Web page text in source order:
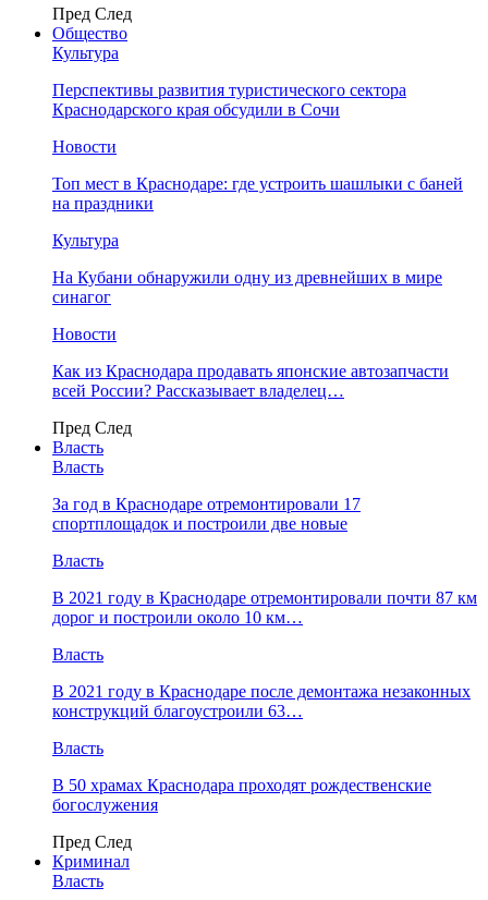
Пред След
Общество
Культура
Перспективы развития туристического сектора
Краснодарского края обсудили в Сочи
Новости
Топ мест в Краснодаре: где устроить шашлыки с баней
на праздники
Культура
На Кубани обнаружили одну из древнейших в мире
синагог
Новости
Как из Краснодара продавать японские автозапчасти
всей России? Рассказывает владелец…
Пред След
Власть
Власть
За год в Краснодаре отремонтировали 17
спортплощадок и построили две новые
Власть
В 2021 году в Краснодаре отремонтировали почти 87 км
дорог и построили около 10 км…
Власть
В 2021 году в Краснодаре после демонтажа незаконных
конструкций благоустроили 63…
Власть
В 50 храмах Краснодара проходят рождественские
богослужения
Пред След
Криминал
Власть